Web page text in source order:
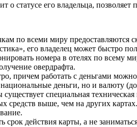
о статусе его владельца,
по всеми миру предоставляются
его владелец может быстро
номера в отелях по всему
овердрафта.
причем работать с деньгами
деньги, но и валюту
специальная
средств выше, чем на других картах.
срок действия карты, а не